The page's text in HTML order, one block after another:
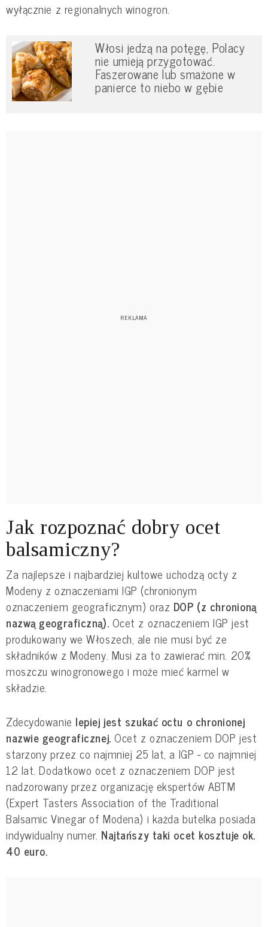
wyłącznie z regionalnych winogron.
Włosi jedzą na potęgę, Polacy
nie umieją przygotować.
Faszerowane lub smażone w
panierce to niebo w gębie
Jak rozpoznać dobry ocet
balsamiczny?
Za najlepsze i najbardziej kultowe uchodzą octy z
Modeny z oznaczeniami IGP (chronionym
oznaczeniem geograficznym) oraz DOP (z chronioną
nazwą geograficzną). Ocet z oznaczeniem IGP jest
produkowany we Włoszech, ale nie musi być ze
składników z Modeny. Musi za to zawierać min. 20%
moszczu winogronowego i może mieć karmel w
składzie.
Zdecydowanie lepiej jest szukać octu o chronionej
nazwie geograficznej. Ocet z oznaczeniem DOP jest
starzony przez co najmniej 25 lat, a IGP - co najmniej
12 lat. Dodatkowo ocet z oznaczeniem DOP jest
nadzorowany przez organizację ekspertów ABTM
(Expert Tasters Association of the Traditional
Balsamic Vinegar of Modena) i każda butelka posiada
indywidualny numer. Najtańszy taki ocet kosztuje ok.
40 euro.